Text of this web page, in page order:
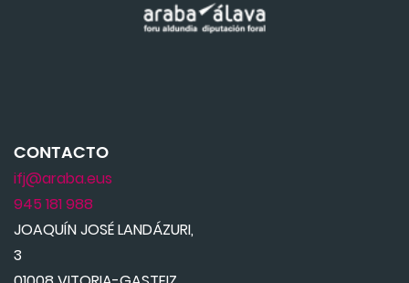
CONTACTO
ifj@araba.eus
945 181 988
JOAQUÍN JOSÉ LANDÁZURI,
3